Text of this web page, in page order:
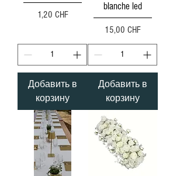
Цена
1,20 CHF
Добавить в
корзину
blanche led
Цена
15,00 CHF
Добавить в
корзину